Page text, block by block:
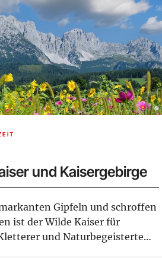
und Kaisergebirge
Gipfeln und schroffen
ist der Wilde Kaiser für
und Naturbegeisterte